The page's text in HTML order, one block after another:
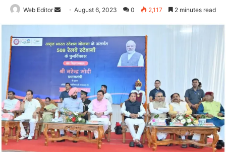
Web Editor
SendAugust 6, 2023 0 2,117 2 minutes read